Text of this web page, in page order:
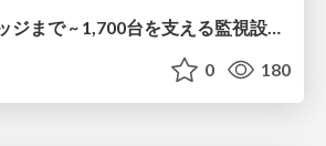
クラウドからエッジまで ~ 1,700台を支える監視設計~
0 180